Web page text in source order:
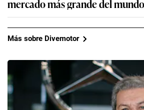
mercado más grande del mundo
Más sobre Divemotor